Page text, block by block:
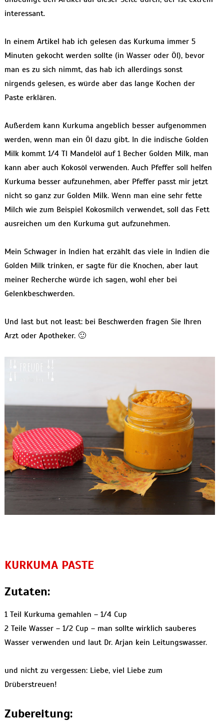
interessant.
In einem Artikel hab ich gelesen das Kurkuma immer 5
Minuten gekocht werden sollte (in Wasser oder Öl), bevor
man es zu sich nimmt, das hab ich allerdings sonst
nirgends gelesen, es würde aber das lange Kochen der
Paste erklären.
Außerdem kann Kurkuma angeblich besser aufgenommen
werden, wenn man ein Öl dazu gibt. In die indische Golden
Milk kommt 1/4 Tl Mandelöl auf 1 Becher Golden Milk, man
kann aber auch Kokosöl verwenden. Auch Pfeffer soll helfen
Kurkuma besser aufzunehmen, aber Pfeffer passt mir jetzt
nicht so ganz zur Golden Milk. Wenn man eine sehr fette
Milch wie zum Beispiel Kokosmilch verwendet, soll das Fett
ausreichen um den Kurkuma gut aufzunehmen.
Mein Schwager in Indien hat erzählt das viele in Indien die
Golden Milk trinken, er sagte für die Knochen, aber laut
meiner Recherche würde ich sagen, wohl eher bei
Gelenkbeschwerden.
Und last but not least: bei Beschwerden fragen Sie Ihren
Arzt oder Apotheker. 🙂
KURKUMA PASTE
Zutaten:
1 Teil Kurkuma gemahlen – 1/4 Cup
2 Teile Wasser – 1/2 Cup – man sollte wirklich sauberes
Wasser verwenden und laut Dr. Arjan kein Leitungswasser.
und nicht zu vergessen: Liebe, viel Liebe zum
Drüberstreuen!
Zubereitung: